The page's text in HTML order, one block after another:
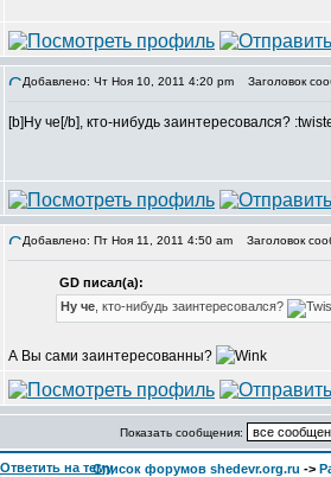
Добавлено: Чт Ноя 10, 2011 4:20 pm Заголовок
[b]Ну че[/b], кто-нибудь заинтересовался?
Добавлено: Пт Ноя 11, 2011 4:50 am Заголовок
GD писал(а):
Ну че , кто-нибудь заинтересовался?
А Вы сами заинтересованны?
Показать сообщения:
Список форумов shedevr.org.ru ->